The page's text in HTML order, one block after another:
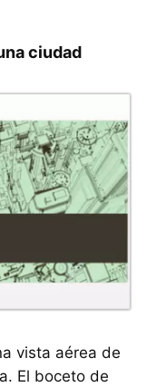
ciudad
vista aérea de
El boceto de